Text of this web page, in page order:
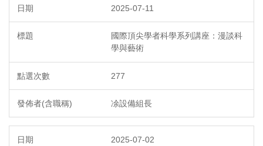
2025-07-11
國際頂尖學者科學系列講座：漫談科
學與藝術
277
凃設備組長
2025-07-02